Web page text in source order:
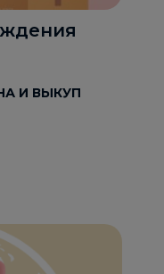
И ВЫКУП